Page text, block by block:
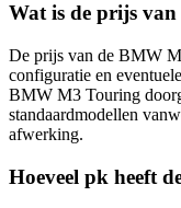
Wat is de prijs
De prijs van de BMW
configuratie en
BMW M3 Touring
standaardmodellen
afwerking.
Hoeveel pk heeft